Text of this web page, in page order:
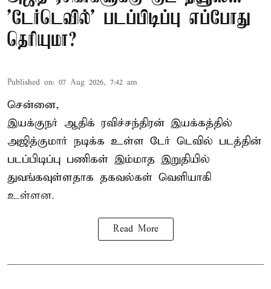
'டேர்டெவில்' படப்பிடிப்பு எப்போது
தெரியுமா?
Published on: 07 Aug 2026, 7:42 am
சென்னை,
இயக்குநர் ஆதிக் ரவிச்சந்திரன் இயக்கத்தில்
அஜித்குமார் நடிக்க உள்ள டேர் டெவில் படத்தின்
படப்பிடிப்பு பணிகள் இம்மாத இறுதியில்
துவங்கவுள்ளதாக தகவல்கள் வெளியாகி
உள்ளன.
Read More